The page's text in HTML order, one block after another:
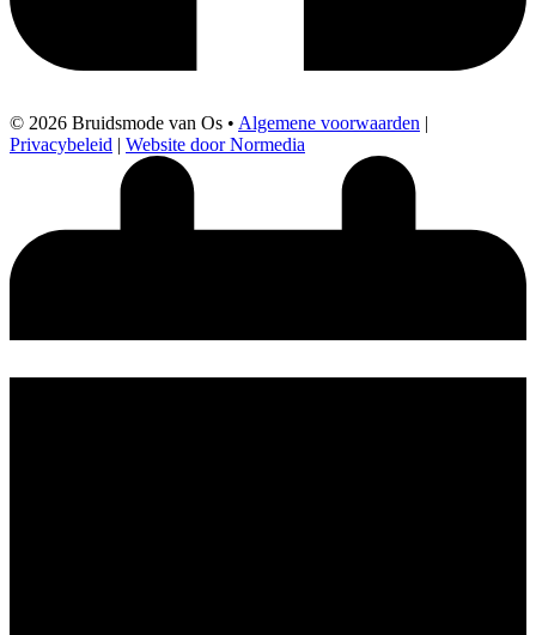
© 2026 Bruidsmode van Os • Algemene voorwaarden |
Privacybeleid | Website door Normedia